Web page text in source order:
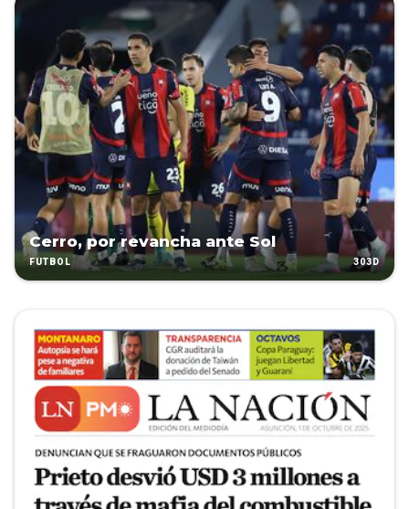
Cerro, por revancha ante Sol
FÚTBOL 303D